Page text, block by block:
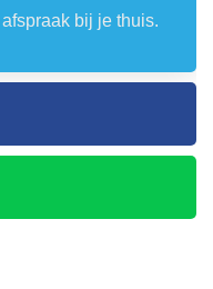
bij je thuis.